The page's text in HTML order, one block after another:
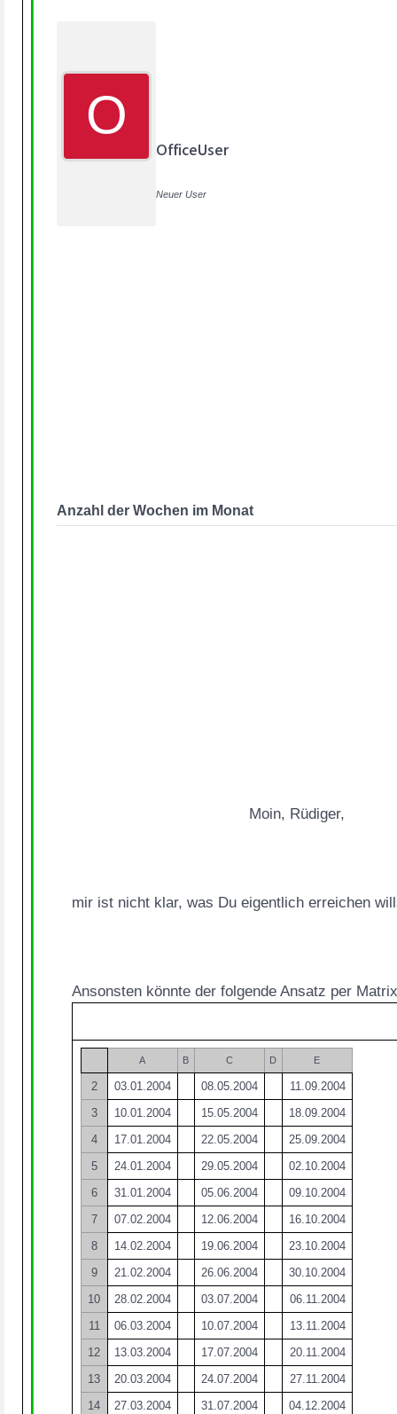
O
OfficeUser
Neuer User
Anzahl der Wochen im Monat
					Moin, Rüdiger,
mir ist nicht klar, was Du eigentlich erreichen
Ansonsten könnte der folgende Ansatz per
A B C D E
2 03.01.2004 08.05.2004
11.09.2004
3
10.01.2004 15.05.2004
18.09.2004
4
17.01.2004 22.05.2004
25.09.2004
5
24.01.2004 29.05.2004
02.10.2004
6
31.01.2004 05.06.2004
09.10.2004
7
07.02.2004 12.06.2004
16.10.2004
8
14.02.2004 19.06.2004
23.10.2004
9
21.02.2004 26.06.2004
30.10.2004
10
28.02.2004 03.07.2004
06.11.2004
11
06.03.2004 10.07.2004
13.11.2004
12
13.03.2004 17.07.2004
20.11.2004
13
20.03.2004 24.07.2004
27.11.2004
14
27.03.2004 31.07.2004
04.12.2004